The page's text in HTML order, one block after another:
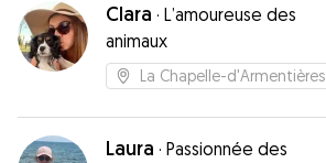
Clara · L’amoureuse des
animaux
La Chapelle-d'Armentières
Laura · Passionnée des